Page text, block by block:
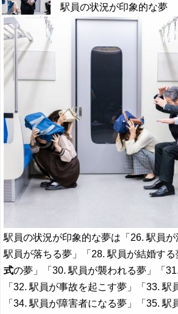
駅員の状況が印象的な夢
駅員の状況が印象的な夢は「26. 駅員
駅員が落ちる夢」「28. 駅員が結婚す
式の夢」「30. 駅員が襲われる夢」「
「32. 駅員が事故を起こす夢」「33. 駅
「34. 駅員が障害者になる夢」「35. 駅